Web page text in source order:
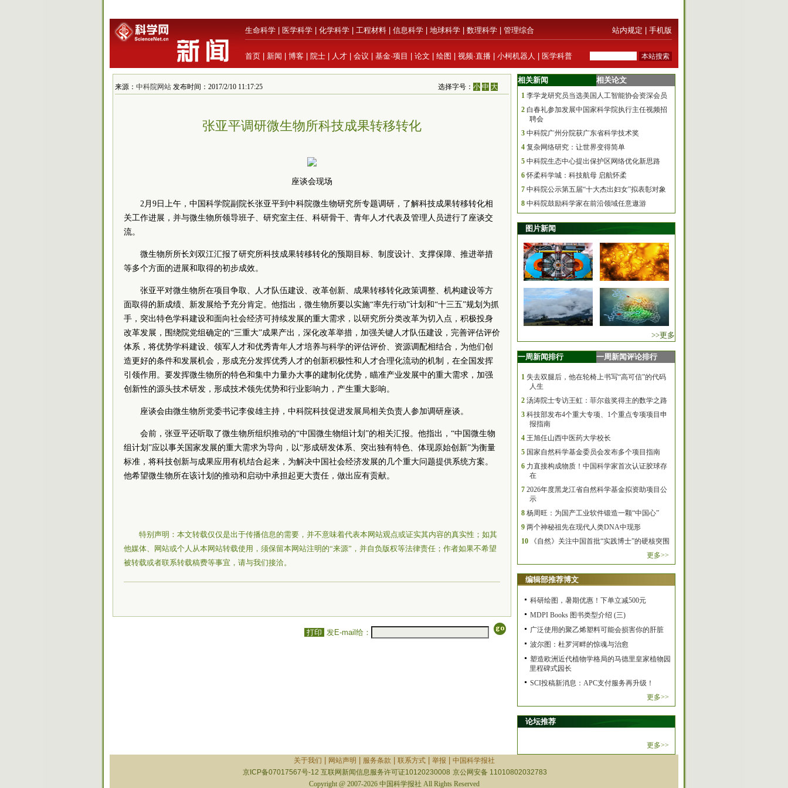
生命科学 医学科学 化学科学 工程材料 信息科学 地球科学 数理科学 管理综合 站内规定 手机版
首页 新闻 博客 院士 人才 会议 基金·项目 论文 绘图 视频·直播 小柯机器人 医学科普
来源： 中科院网站 发布时间：2017/2/10 11:17:25 选择字号：小 中 大
张亚平调研微生物所科技成果转移转化
座谈会现场
2月9日上午，中国科学院副院长张亚平到中科院微生物研究所专题调研，了解科技成果转移转化相
关工作进展，并与微生物所领导班子、研究室主任、科研骨干、青年人才代表及管理人员进行了座谈交
流。
微生物所所长刘双江汇报了研究所科技成果转移转化的预期目标、制度设计、支撑保障、推进举措
等多个方面的进展和取得的初步成效。
张亚平对微生物所在项目争取、人才队伍建设、改革创新、成果转移转化政策调整、机构建设等方
面取得的新成绩、新发展给予充分肯定。他指出，微生物所要以实施“率先行动”计划和“十三五”规划为抓
手，突出特色学科建设和面向社会经济可持续发展的重大需求，以研究所分类改革为切入点，积极投身
改革发展，围绕院党组确定的“三重大”成果产出，深化改革举措，加强关键人才队伍建设，完善评估评价
体系，将优势学科建设、领军人才和优秀青年人才培养与科学的评估评价、资源调配相结合，为他们创
造更好的条件和发展机会，形成充分发挥优秀人才的创新积极性和人才合理化流动的机制，在全国发挥
引领作用。要发挥微生物所的特色和集中力量办大事的建制化优势，瞄准产业发展中的重大需求，加强
创新性的源头技术研发，形成技术领先优势和行业影响力，产生重大影响。
座谈会由微生物所党委书记李俊雄主持，中科院科技促进发展局相关负责人参加调研座谈。
会前，张亚平还听取了微生物所组织推动的“中国微生物组计划”的相关汇报。他指出，“中国微生物
组计划”应以事关国家发展的重大需求为导向，以“形成研发体系、突出独有特色、体现原始创新”为衡量
标准，将科技创新与成果应用有机结合起来，为解决中国社会经济发展的几个重大问题提供系统方案。
他希望微生物所在该计划的推动和启动中承担起更大责任，做出应有贡献。
特别声明：本文转载仅仅是出于传播信息的需要，并不意味着代表本网站观点或证实其内容的真实性；如其
他媒体、网站或个人从本网站转载使用，须保留本网站注明的“来源”，并自负版权等法律责任；作者如果不希望
被转载或者联系转载稿费等事宜，请与我们接洽。
打印 发E-mail给：
相关新闻 相关论文
1 李学龙研究员当选美国人工智能协会资深会员
2 白春礼参加发展中国家科学院执行主任视频招
聘会
3 中科院广州分院获广东省科学技术奖
4 复杂网络研究：让世界变得简单
5 中科院生态中心提出保护区网络优化新思路
6 怀柔科学城：科技航母 启航怀柔
7 中科院公示第五届“十大杰出妇女”拟表彰对象
8 中科院鼓励科学家在前沿领域任意遨游
图片新闻
>>更多
一周新闻排行 一周新闻评论排行
1 失去双腿后，他在轮椅上书写“高可信”的代码
人生
2 汤涛院士专访王虹：菲尔兹奖得主的数学之路
3 科技部发布4个重大专项、1个重点专项项目申
报指南
4 王旭任山西中医药大学校长
5 国家自然科学基金委员会发布多个项目指南
6 力直接构成物质！中国科学家首次认证胶球存
在
7 2026年度黑龙江省自然科学基金拟资助项目公
示
8 杨周旺：为国产工业软件锻造一颗“中国心”
9 两个神秘祖先在现代人类DNA中现形
10
《自然》关注中国首批“实践博士”的硬核突围
更多>>
编辑部推荐博文
科研绘图，暑期优惠！下单立减500元
MDPI Books 图书类型介绍 (三)
广泛使用的聚乙烯塑料可能会损害你的肝脏
波尔图：杜罗河畔的惊魂与治愈
塑造欧洲近代植物学格局的马德里皇家植物园
里程碑式园长
SCI投稿新消息：APC支付服务再升级！
更多>>
论坛推荐
更多>>
关于我们
网站声明 服务条款 联系方式| 举报
中国科学报社
京ICP备07017567号-12 互联网新闻信息服务许可证10120230008 京公网安备 11010802032783
Copyright @ 2007-2026 中国科学报社 All Rights Reserved